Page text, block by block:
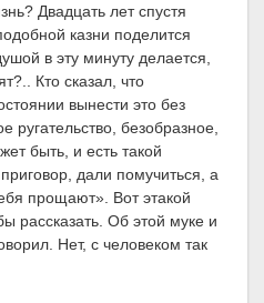
Двадцать лет спустя
казни поделится
в эту минуту делается,
Кто сказал, что
вынести это без
ругательство, безобразное,
быть, и есть такой
дали помучиться, а
прощают». Вот этакой
рассказать. Об этой муке и
Нет, с человеком так